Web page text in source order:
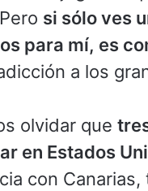
si sólo ves
para mí, es
a los
olvidar que
en Estados
con Canarias,